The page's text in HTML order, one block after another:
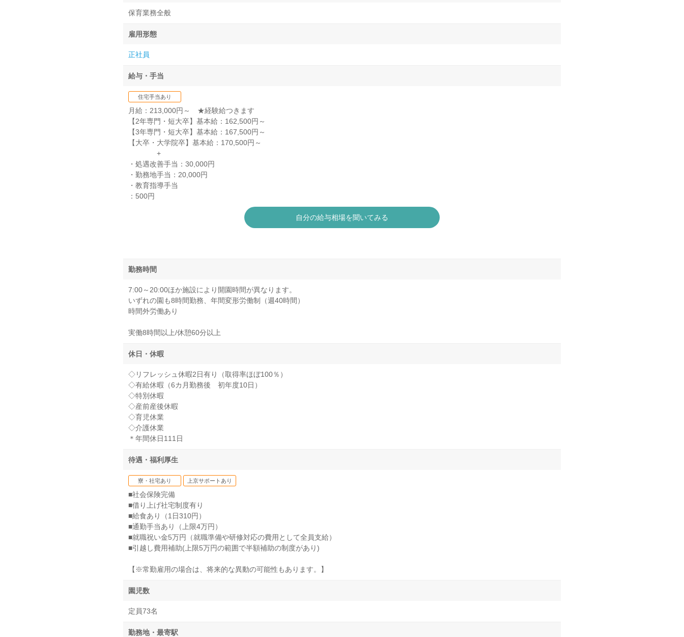
保育業務全般
雇用形態
正社員
給与・手当
住宅手当あり
月給：213,000円～ ★経験給つきます
【2年専門・短大卒】基本給：162,500円～
【3年専門・短大卒】基本給：167,500円～
【大卒・大学院卒】基本給：170,500円～
+
・処遇改善手当：30,000円
・勤務地手当：20,000円
・教育指導手当
：500円
自分の給与相場を聞いてみる
勤務時間
7:00～20:00ほか施設により開園時間が異なります。
いずれの園も8時間勤務、年間変形労働制（週40時間）
時間外労働あり
実働8時間以上/休憩60分以上
休日・休暇
◇リフレッシュ休暇2日有り（取得率ほぼ100％）
◇有給休暇（6カ月勤務後 初年度10日）
◇特別休暇
◇産前産後休暇
◇育児休業
◇介護休業
＊年間休日111日
待遇・福利厚生
寮・社宅あり 上京サポートあり
■社会保険完備
■借り上げ社宅制度有り
■給食あり（1日310円）
■通勤手当あり（上限4万円）
■就職祝い金5万円（就職準備や研修対応の費用として全員支給）
■引越し費用補助(上限5万円の範囲で半額補助の制度があり)
【※常勤雇用の場合は、将来的な異動の可能性もあります。】
園児数
定員73名
勤務地・最寄駅